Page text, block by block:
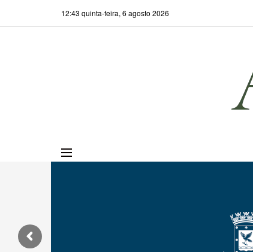
12:43 quinta-feira, 6 agosto 2026